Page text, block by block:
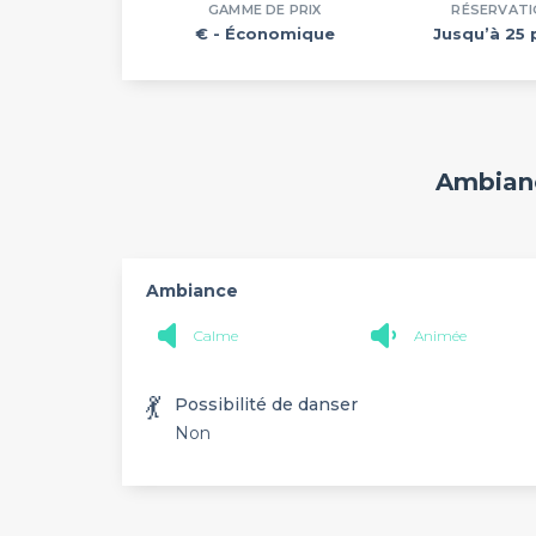
GAMME DE PRIX
€ - Économique Jusqu’à 25
Ambiance
Calme Animée
💃
Possibilité de danser
Non